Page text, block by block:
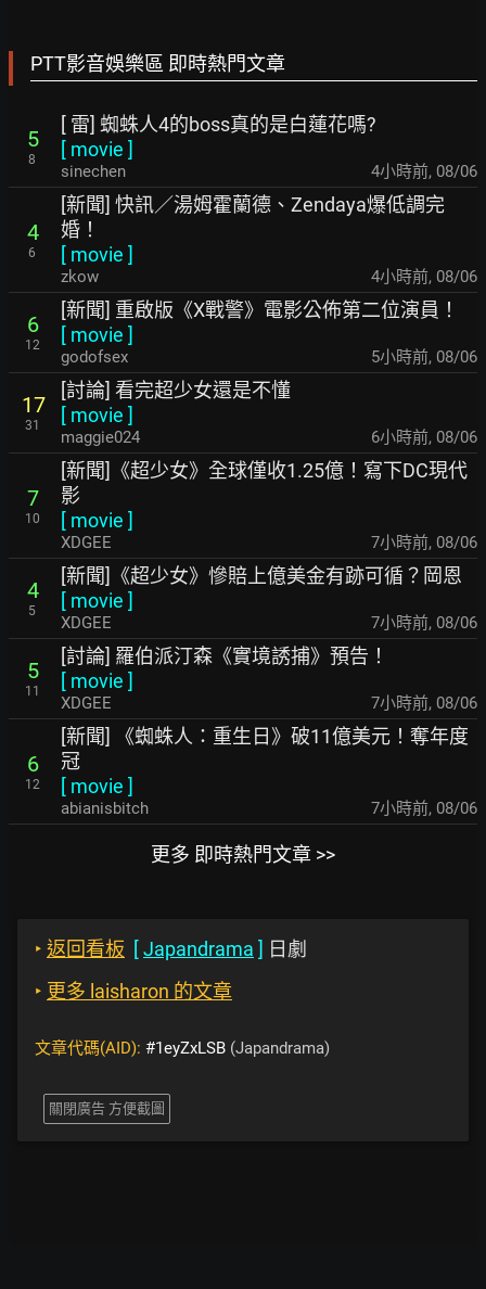
PTT影音娛樂區 即時熱門文章
5
8
[ 雷] 蜘蛛人4的boss真的是白蓮花嗎?
[ movie ]
sinechen 4小時前, 08/06
4
6
[新聞] 快訊／湯姆霍蘭德、Zendaya爆低調完
婚！
[ movie ]
zkow 4小時前, 08/06
6
12
[新聞] 重啟版《X戰警》電影公佈第二位演員！
[ movie ]
godofsex 5小時前, 08/06
17
31
[討論] 看完超少女還是不懂
[ movie ]
maggie024 6小時前, 08/06
7
10
[新聞]《超少女》全球僅收1.25億！寫下DC現代
影
[ movie ]
XDGEE 7小時前, 08/06
4
5
[新聞]《超少女》慘賠上億美金有跡可循？岡恩
[ movie ]
XDGEE 7小時前, 08/06
5
11
[討論] 羅伯派汀森《實境誘捕》預告！
[ movie ]
XDGEE 7小時前, 08/06
6
12
[新聞] 《蜘蛛人：重生日》破11億美元！奪年度
冠
[ movie ]
abianisbitch 7小時前, 08/06
更多 即時熱門文章 >>
‣ 返回看板 [Japandrama ] 日劇
‣ 更多 laisharon 的文章
文章代碼(AID): #1eyZxLSB (Japandrama)
關閉廣告 方便截圖